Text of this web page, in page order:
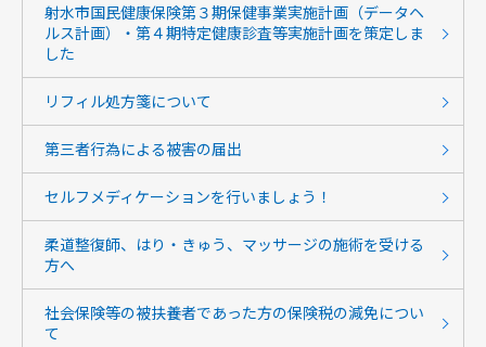
射水市国民健康保険第３期保健事業実施計画（データヘ
ルス計画）・第４期特定健康診査等実施計画を策定しま
した
リフィル処方箋について
第三者行為による被害の届出
セルフメディケーションを行いましょう！
柔道整復師、はり・きゅう、マッサージの施術を受ける
方へ
社会保険等の被扶養者であった方の保険税の減免につい
て